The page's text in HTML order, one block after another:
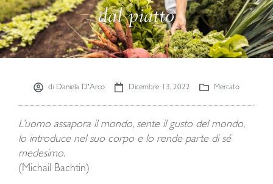
dal piatto
di Daniela D'Arco Dicembre 13, 2022 Mercato
L’uomo assapora il mondo, sente il gusto del mondo,
lo introduce nel suo corpo e lo rende parte di sé
medesimo.
(Michail Bachtin)